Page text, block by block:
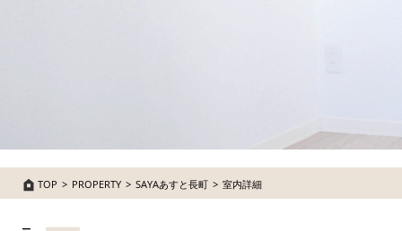
TOP PROPERTY SAYAあすと長町 室内詳細